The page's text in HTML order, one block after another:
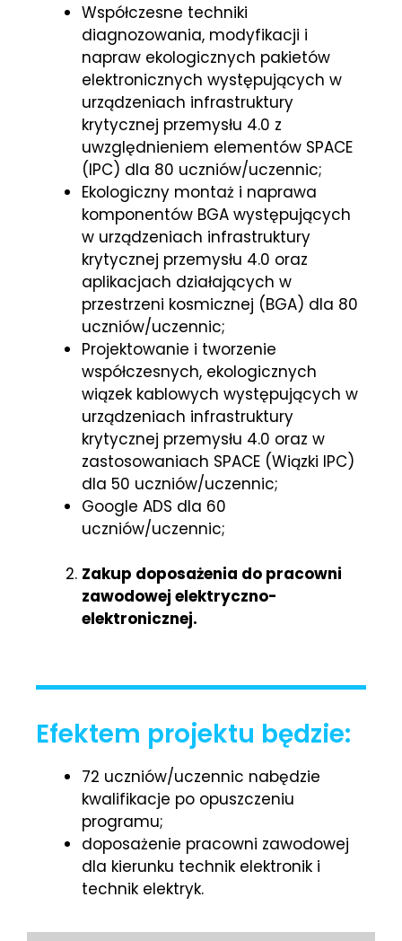
Współczesne techniki
diagnozowania, modyfikacji i
napraw ekologicznych pakietów
elektronicznych występujących w
urządzeniach infrastruktury
krytycznej przemysłu 4.0 z
uwzględnieniem elementów SPACE
(IPC) dla 80 uczniów/uczennic;
Ekologiczny montaż i naprawa
komponentów BGA występujących
w urządzeniach infrastruktury
krytycznej przemysłu 4.0 oraz
aplikacjach działających w
przestrzeni kosmicznej (BGA) dla 80
uczniów/uczennic;
Projektowanie i tworzenie
współczesnych, ekologicznych
wiązek kablowych występujących w
urządzeniach infrastruktury
krytycznej przemysłu 4.0 oraz w
zastosowaniach SPACE (Wiązki IPC)
dla 50 uczniów/uczennic;
Google ADS dla 60
uczniów/uczennic;
Zakup doposażenia do pracowni
zawodowej elektryczno-
elektronicznej.
Efektem projektu będzie:
72 uczniów/uczennic nabędzie
kwalifikacje po opuszczeniu
programu;
doposażenie pracowni zawodowej
dla kierunku technik elektronik i
technik elektryk.